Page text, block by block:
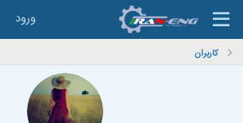
ورود
کاربران